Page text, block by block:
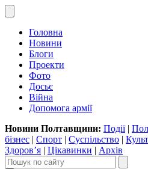
Головна
Новини
Блоги
Проекти
Фото
Досьє
Війна
Допомога армії
Новини Полтавщини: Події|
бізнес | Спорт | Суспільство |
Здоров’я | Цікавинки | Архів